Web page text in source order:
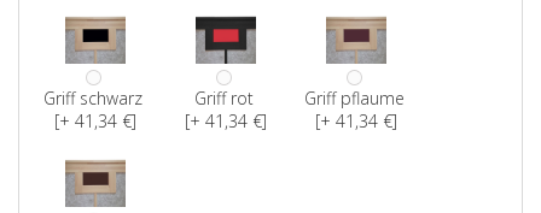
Griff schwarz
[+ 41,34 €]
Griff rot
[+ 41,34 €]
Griff pflaume
[+ 41,34 €]